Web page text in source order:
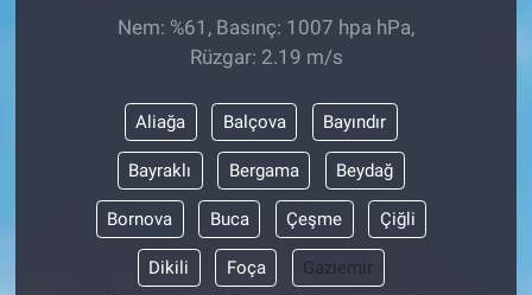
Nem: %61, Basınç: 1007 hpa hPa,
Rüzgar: 2.19 m/s
Aliağa Balçova Bayındır
Bayraklı Bergama Beydağ
Bornova Buca Çeşme Çiğli
Dikili Foça Gaziemir